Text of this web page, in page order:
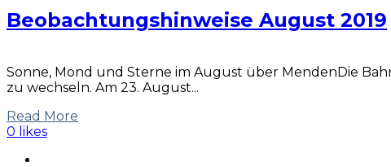
Beobachtungshinweise August 2019
Sonne, Mond und Sterne im August über MendenDie
zu wechseln. Am 23. August...
Read More
0 likes